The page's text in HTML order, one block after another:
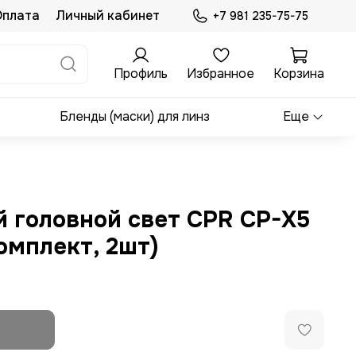
Личный кабинет +7 981 235-75-75
Профиль Избранное Корзина
Бленды (маски) для линз Еще
свет CPR CP-X5
2шт)